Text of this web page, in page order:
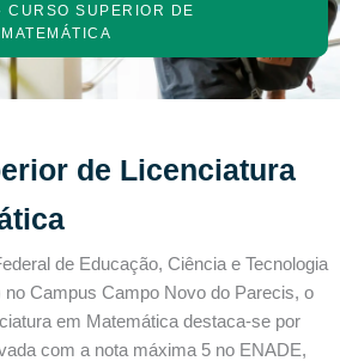
CURSO SUPERIOR DE
de Licenciatura
de Educação, Ciência e Tecnologia
Campus Campo Novo do Parecis, o
em Matemática destaca-se por
com a nota máxima 5 no ENADE,